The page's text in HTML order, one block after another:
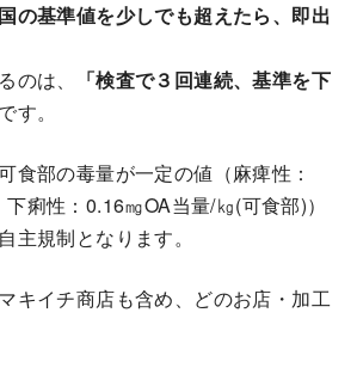
国の基準値を少しでも超えたら、即出
のは、
「検査で３回連続、基準を下
です。
食部の毒量が一定の値（麻痺性：
痢性：0.16㎎OA当量/㎏(可食部)）
主規制となります。
キイチ商店も含め、どのお店・加工